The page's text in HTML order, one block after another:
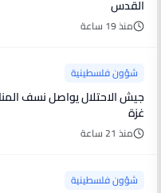
القدس
منذ 19 ساعة
شؤون فلسطينية
جيش الاحتلال يواصل نسف
غزة
منذ 21 ساعة
شؤون فلسطينية